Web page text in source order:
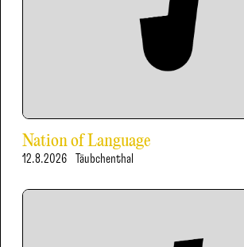
Nation of Language
12.8.2026 Täubchenthal